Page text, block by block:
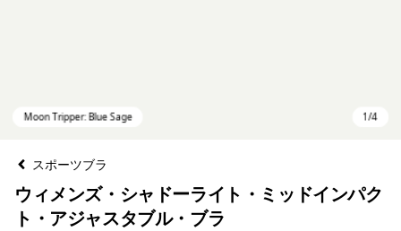
スポーツブラ
ウィメンズ・シャドーライト・ミッドインパク
ト・アジャスタブル・ブラ